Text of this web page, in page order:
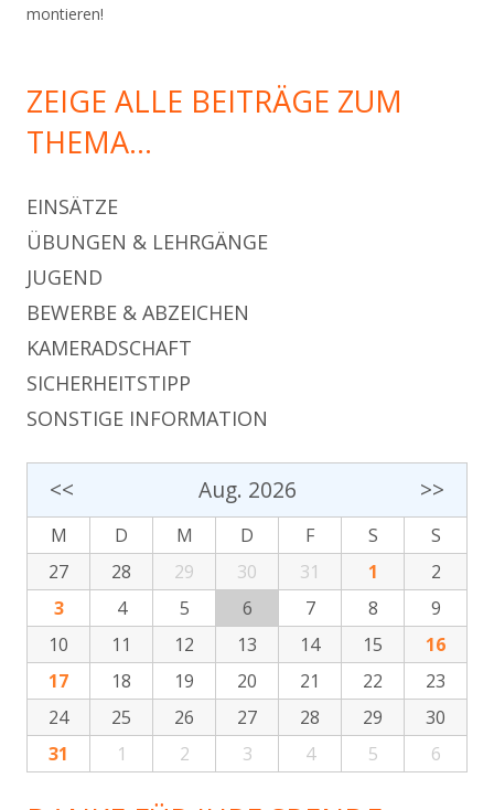
montieren!
ZEIGE ALLE BEITRÄGE ZUM
THEMA…
EINSÄTZE
ÜBUNGEN & LEHRGÄNGE
JUGEND
BEWERBE & ABZEICHEN
KAMERADSCHAFT
SICHERHEITSTIPP
SONSTIGE INFORMATION
<< Aug. 2026 >>
M D M D F S
S
27
28 29 30 31 1
2
3
4 5 6 7 8
9
10
11 12 13 14 15
16
17
18 19 20 21 22
23
24
25 26 27 28 29
30
31
1 2 3 4 5 6